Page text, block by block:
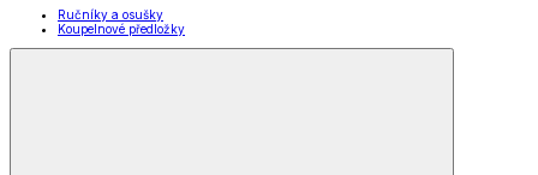
Ručníky a osušky
Koupelnové předložky